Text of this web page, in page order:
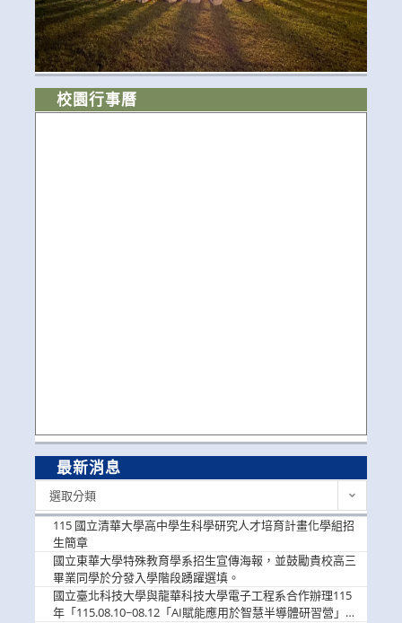
校園行事曆
最新消息
選取分類
115 國立清華大學高中學生科學研究人才培育計畫化學組招
生簡章
國立東華大學特殊教育學系招生宣傳海報，並鼓勵貴校高三
畢業同學於分發入學階段踴躍選填。
國立臺北科技大學與龍華科技大學電子工程系合作辦理115
年「115.08.10~08.12「AI賦能應用於智慧半導體研習營」，